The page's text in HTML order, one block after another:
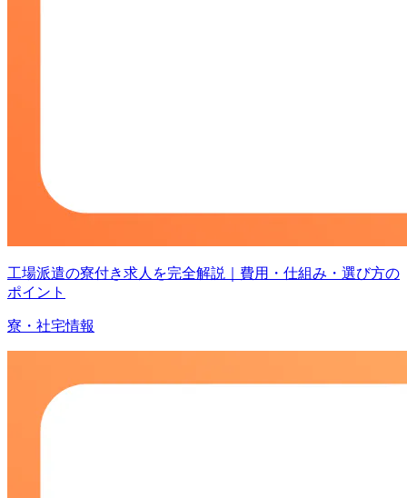
工場派遣の寮付き求人を完全解説｜費用・仕組み・選び方の
ポイント
寮・社宅情報